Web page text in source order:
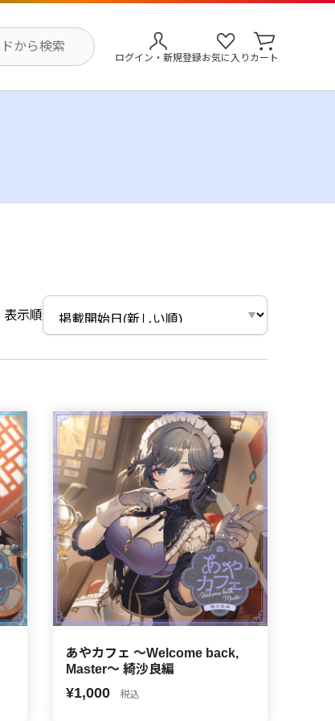
ログイン・新規登録お気に入り カート
表示順
あやカフェ ～Welcome back,
Master～ 綺沙良編
¥1,000 税込